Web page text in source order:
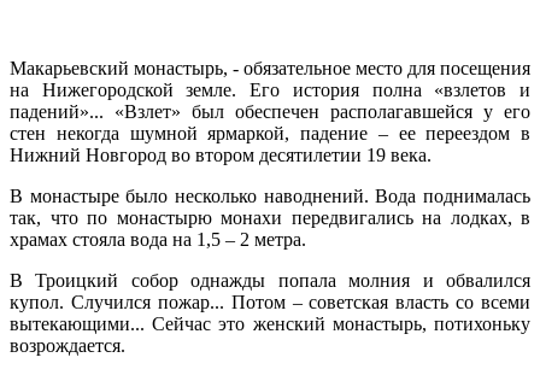
Макарьевский монастырь, - обязательное место для посещения
на Нижегородской земле. Его история полна «взлетов и
падений»... «Взлет» был обеспечен располагавшейся у его
стен некогда шумной ярмаркой, падение – ее переездом в
Нижний Новгород во втором десятилетии 19 века.
В монастыре было несколько наводнений. Вода поднималась
так, что по монастырю монахи передвигались на лодках, в
храмах стояла вода на 1,5 – 2 метра.
В Троицкий собор однажды попала молния и обвалился
купол. Случился пожар... Потом – советская власть со всеми
вытекающими... Сейчас это женский монастырь, потихоньку
возрождается.